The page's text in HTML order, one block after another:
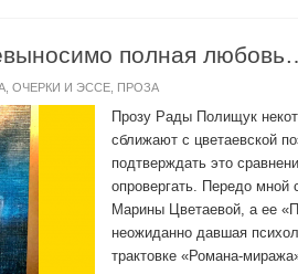
полная
ОЧЕРКИ И ЭССЕ ПРОЗА
Прозу Рады Полищук
сближают с цветаевской
подтверждать это
опровергать. Передо мной
Марины Цветаевой, а ее
неожиданно давшая
трактовке «Романа-